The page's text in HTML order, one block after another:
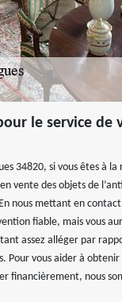
le service de
34820, si vous êtes à la
vente des objets de
nous mettant en
fiable, mais vous
assez alléger par
Pour vous aider à
financièrement, nous